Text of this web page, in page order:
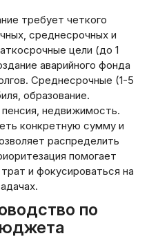
требует четкого
среднесрочных и
цели (до 1
аварийного фонда
Среднесрочные (1-5
образование.
недвижимость.
конкретную сумму и
распределить
помогает
и фокусироваться на
по